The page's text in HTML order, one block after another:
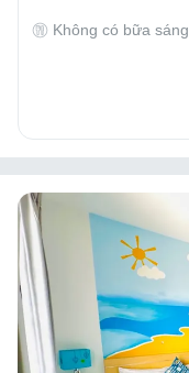
Không có bữa sáng